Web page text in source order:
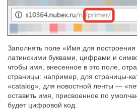
Заполнять поле «Имя для
латинскими буквами, цифрами и
чтобы имя, внесенное в это поле,
страницы: например, для страницы-
«catalog», для новостной ленты —
оставить имя, присвоенное по
будет цифровой код.